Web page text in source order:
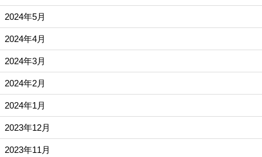
2024年5月
2024年4月
2024年3月
2024年2月
2024年1月
2023年12月
2023年11月